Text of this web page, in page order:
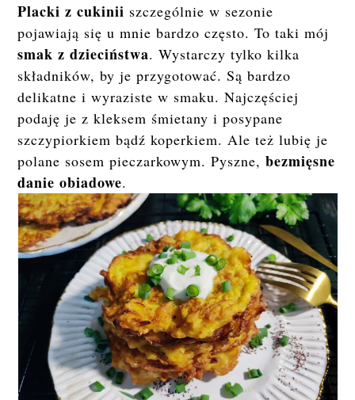
Placki z cukinii szczególnie w sezonie
pojawiają się u mnie bardzo często. To taki mój
smak z dzieciństwa. Wystarczy tylko kilka
składników, by je przygotować. Są bardzo
delikatne i wyraziste w smaku. Najczęściej
podaję je z kleksem śmietany i posypane
szczypiorkiem bądź koperkiem. Ale też lubię je
polane sosem pieczarkowym. Pyszne,bezmięsne
danie obiadowe.